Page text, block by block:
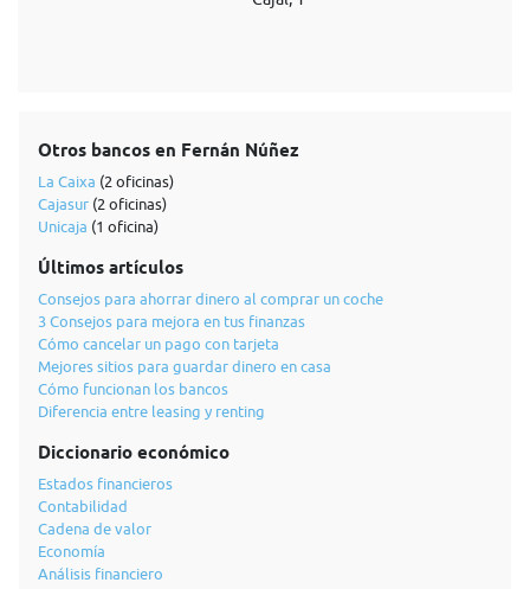
Otros bancos en Fernán Núñez
La Caixa (2 oficinas)
Cajasur (2 oficinas)
Unicaja (1 oficina)
Últimos artículos
Consejos para ahorrar dinero al comprar un coche
3 Consejos para mejora en tus finanzas
Cómo cancelar un pago con tarjeta
Mejores sitios para guardar dinero en casa
Cómo funcionan los bancos
Diferencia entre leasing y renting
Diccionario económico
Estados financieros
Contabilidad
Cadena de valor
Economía
Análisis financiero